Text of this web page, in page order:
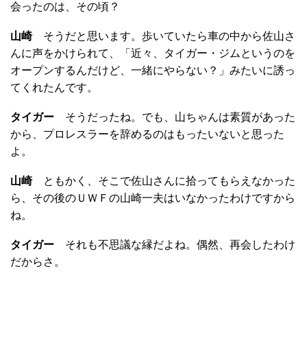
会ったのは、その頃？
山崎そうだと思います。歩いていたら車の中から佐山さ
んに声をかけられて、「近々、タイガー・ジムというのを
オープンするんだけど、一緒にやらない？」みたいに誘っ
てくれたんです。
タイガー そうだったね。でも、山ちゃんは素質があった
から、プロレスラーを辞めるのはもったいないと思った
よ。
山崎ともかく、そこで佐山さんに拾ってもらえなかった
ら、その後のＵＷＦの山崎一夫はいなかったわけですから
ね。
タイガー それも不思議な縁だよね。偶然、再会したわけ
だからさ。